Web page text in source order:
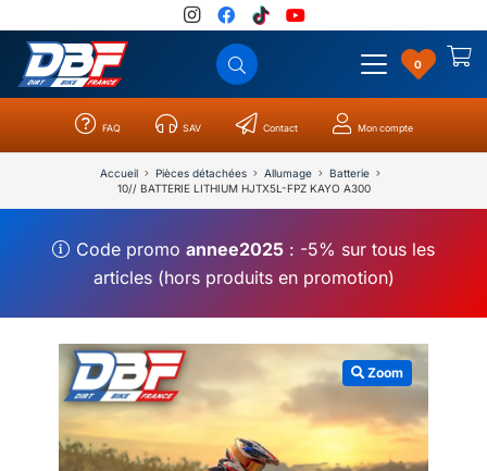
0
FAQ SAV Contact Mon compte
Accueil Pièces détachées Allumage
Batterie
10// BATTERIE LITHIUM HJTX5L-FPZ KAYO A300
Code promoannee2025 : -5% sur tous les
articles (hors produits en promotion)
Zoom
Catégories Résultats